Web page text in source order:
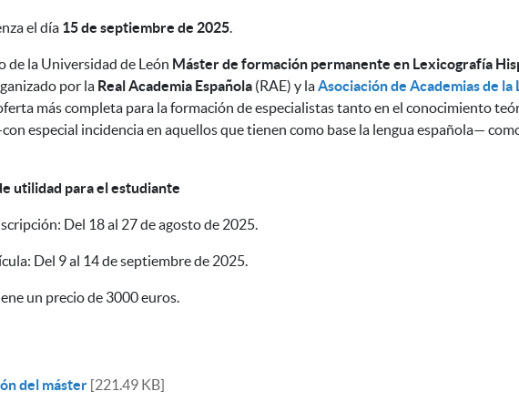
el día 15 de septiembre de 2025.
de la Universidad de León Máster de formación permanente en Lexicografía
por la Real Academia Española (RAE) y laAsociación de Academias de la
más completa para laformación de especialistas tanto en el conocimiento
especial incidencia en aquellos que tienen como base la lengua española—
utilidad para el estudiante
Del 18 al 27 de agosto de 2025.
Del 9 al 14 de septiembre de 2025.
un precio de 3000 euros.
del máster [221.49 KB]